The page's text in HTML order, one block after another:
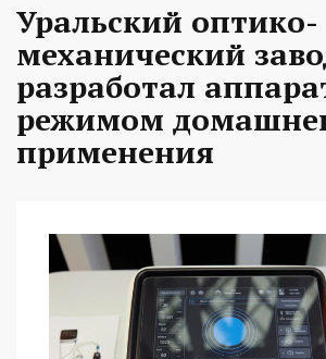
Уральский оптико-
механический
разработал
режимом
применения